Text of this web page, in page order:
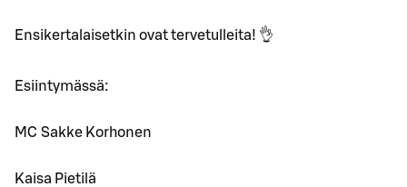
Ensikertalaisetkin ovat tervetulleita! 👌
Esiintymässä:
MC Sakke Korhonen
Kaisa Pietilä